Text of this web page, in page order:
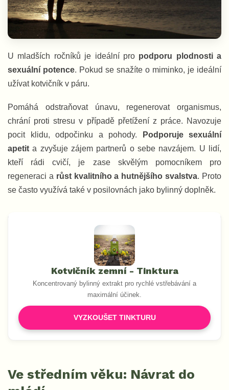
U mladších ročníků je ideální pro podporu plodnosti a
sexuální potence. Pokud se snažíte o miminko, je ideální
užívat kotvičník v páru.
Pomáhá odstraňovat únavu, regenerovat organismus,
chrání proti stresu v případě přetížení z práce. Navozuje
pocit klidu, odpočinku a pohody.
Podporuje sexuální
apetit a zvyšuje zájem partnerů o sebe navzájem. U lidí,
kteří rádi cvičí, je zase skvělým pomocníkem pro
regeneraci a růst kvalitního a hutnějšího svalstva. Proto
se často využívá také v posilovnách jako bylinný doplněk.
Kotvičník zemní - Tinktura
Koncentrovaný bylinný extrakt pro rychlé vstřebávání a
maximální účinek.
VYZKOUŠET TINKTURU
Ve středním věku: Návrat do